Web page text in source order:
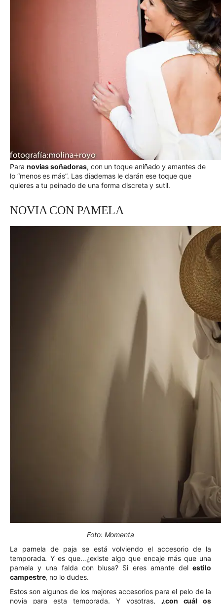
Para novias soñadoras, con un toque aniñado y amantes de
lo “menos es más”. Las diademas le darán ese toque que
quieres a tu peinado de una forma discreta y sutil.
NOVIA CON PAMELA
Foto: Momenta
La pamela de paja se está volviendo el accesorio de la
temporada. Y es que…¿existe algo que encaje más que una
pamela y una falda con blusa? Si eres amante delestilo
campestre, no lo dudes.
Estos son algunos de los mejores accesorios para el pelo de la
novia para esta temporada. Y vosotras, ¿con cuál os